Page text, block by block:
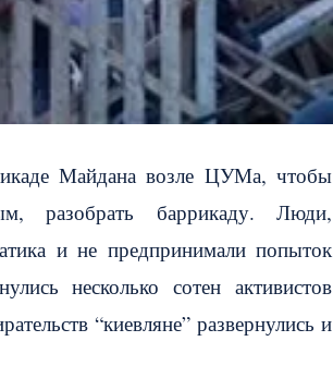
Майдана возле ЦУМа, чтобы
разобрать баррикаду. Люди,
и не предпринимали попыток
несколько сотен активистов
“киевляне” развернулись и